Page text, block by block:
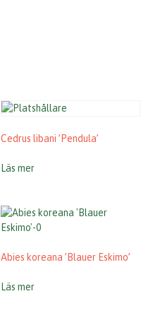
Cedrus libani ’Pendula’
Läs mer
Abies koreana ’Blauer Eskimo’
Läs mer